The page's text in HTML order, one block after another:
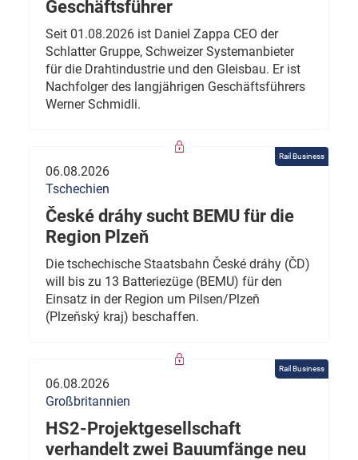
Geschäftsführer
Seit 01.08.2026 ist Daniel Zappa CEO der
Schlatter Gruppe, Schweizer Systemanbieter
für die Drahtindustrie und den Gleisbau. Er ist
Nachfolger des langjährigen Geschäftsführers
Werner Schmidli.
Rail Business
06.08.2026
Tschechien
České dráhy sucht BEMU für die
Region Plzeň
Die tschechische Staatsbahn České dráhy (ČD)
will bis zu 13 Batteriezüge (BEMU) für den
Einsatz in der Region um Pilsen/Plzeň
(Plzeňský kraj) beschaffen.
Rail Business
06.08.2026
Großbritannien
HS2-Projektgesellschaft
verhandelt zwei Bauumfänge neu